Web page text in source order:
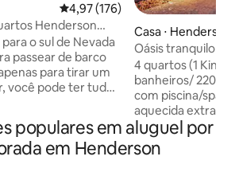
4,97 de uma avaliação média de
4,97 (176)
Henderson
o sul de Nevada
passear de barco
para tirar um
você pode ter tudo
cheio de diversão
tem a oferecer e
voltar para um retiro
e bem
Casa ⋅ Henderson
Oásis tranquilo
(aquecimento
4 quartos (1 King/
banheiros/ 2200
com piscina/spa
aquecida extra). Sala de jogos, cozinha
bem abastecida,
inteligente de
e spa relaxante.
populares em aluguel por
em Henderson